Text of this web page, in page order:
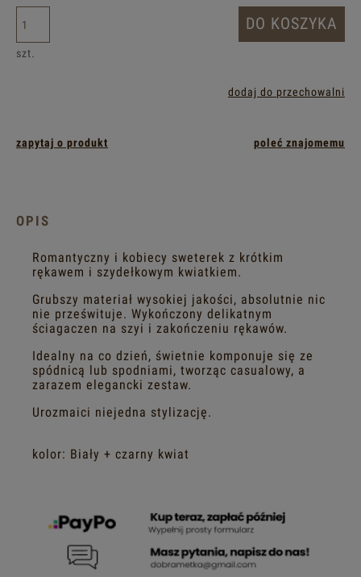
szt.
DO KOSZYKA
dodaj do przechowalni
zapytaj o produkt poleć znajomemu
OPIS
Romantyczny i kobiecy sweterek z krótkim
rękawem i szydełkowym kwiatkiem.
Grubszy materiał wysokiej jakości, absolutnie nic
nie prześwituje. Wykończony delikatnym
ściagaczen na szyi i zakończeniu rękawów.
Idealny na co dzień, świetnie komponuje się ze
spódnicą lub spodniami, tworząc casualowy, a
zarazem elegancki zestaw.
Urozmaici niejedna stylizację.
kolor: Biały + czarny kwiat